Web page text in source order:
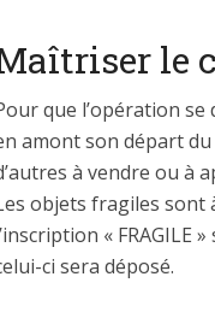
le
que l’opération
amont son départ
à vendre ou à
objets fragiles sont
« FRAGILE
ci sera déposé.